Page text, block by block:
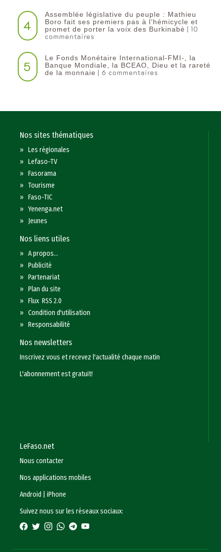
4
Assemblée législative du peuple : Mathieu
Boro fait ses premiers pas à l’hémicycle et
promet de porter la voix des Burkinabè | 10
commentaires
5
Le Fonds Monétaire International-FMI-, la
Banque Mondiale, la BCEAO, Dieu et la rareté
de la monnaie | 6 commentaires
Nos sites thématiques
»Les régionales
»Lefaso-TV
»Fasorama
»Tourisme
»Faso-TIC
»Yenenga.net
» Jeunes
Nos liens utiles
»A propos...
»Publicité
»Partenariat
»Plan du site
»Flux RSS 2.0
»Condition d'utilisation
»Responsabilité
Nos newsletters
Inscrivez vous et recevez l'actualité chaque matin
L'abonnement est gratuit!
LeFaso.net
Nous contacter
Nos applications mobiles
Android
|iPhone
Suivez nous sur les réseaux sociaux: